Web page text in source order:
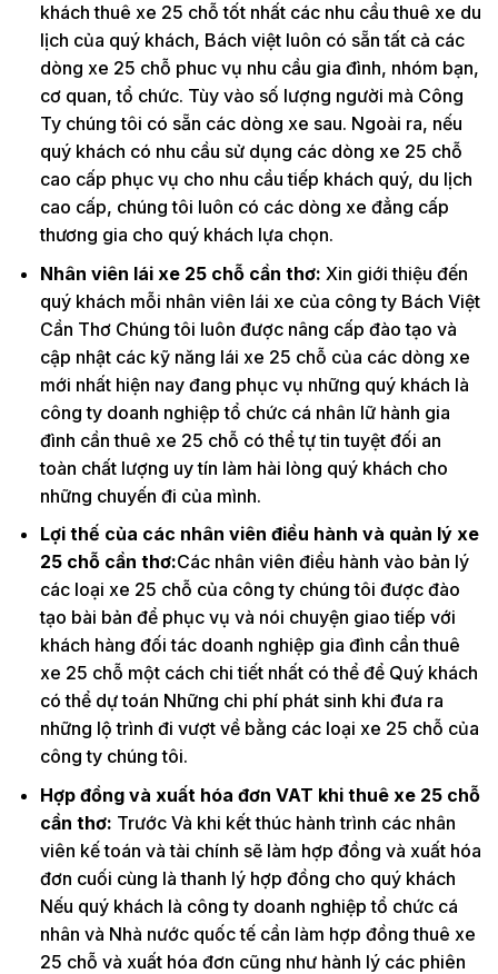
khách thuê xe 25 chỗ tốt nhất các nhu cầu thuê xe du
lịch của quý khách, Bách việt luôn có sẵn tất cả các
dòng xe 25 chỗ phuc vụ nhu cầu gia đình, nhóm bạn,
cơ quan, tổ chức. Tùy vào số lượng người mà Công
Ty chúng tôi có sẵn các dòng xe sau. Ngoài ra, nếu
quý khách có nhu cầu sử dụng các dòng xe 25 chỗ
cao cấp phục vụ cho nhu cầu tiếp khách quý, du lịch
cao cấp, chúng tôi luôn có các dòng xe đẳng cấp
thương gia cho quý khách lựa chọn.
Nhân viên lái xe 25 chỗ cần thơ: Xin giới thiệu đến
quý khách mỗi nhân viên lái xe của công ty Bách Việt
Cần Thơ Chúng tôi luôn được nâng cấp đào tạo và
cập nhật các kỹ năng lái xe 25 chỗ của các dòng xe
mới nhất hiện nay đang phục vụ những quý khách là
công ty doanh nghiệp tổ chức cá nhân lữ hành gia
đình cần thuê xe 25 chỗ có thể tự tin tuyệt đối an
toàn chất lượng uy tín làm hài lòng quý khách cho
những chuyến đi của mình.
Lợi thế của các nhân viên điều hành và quản lý xe
25 chỗ cần thơ:Các nhân viên điều hành vào bản lý
các loại xe 25 chỗ của công ty chúng tôi được đào
tạo bài bản để phục vụ và nói chuyện giao tiếp với
khách hàng đối tác doanh nghiệp gia đình cần thuê
xe 25 chỗ một cách chi tiết nhất có thể để Quý khách
có thể dự toán Những chi phí phát sinh khi đưa ra
những lộ trình đi vượt về bằng các loại xe 25 chỗ của
công ty chúng tôi.
Hợp đồng và xuất hóa đơn VAT khi thuê xe 25 chỗ
cần thơ: Trước Và khi kết thúc hành trình các nhân
viên kế toán và tài chính sẽ làm hợp đồng và xuất hóa
đơn cuối cùng là thanh lý hợp đồng cho quý khách
Nếu quý khách là công ty doanh nghiệp tổ chức cá
nhân và Nhà nước quốc tế cần làm hợp đồng thuê xe
25 chỗ và xuất hóa đơn cũng như hành lý các phiên